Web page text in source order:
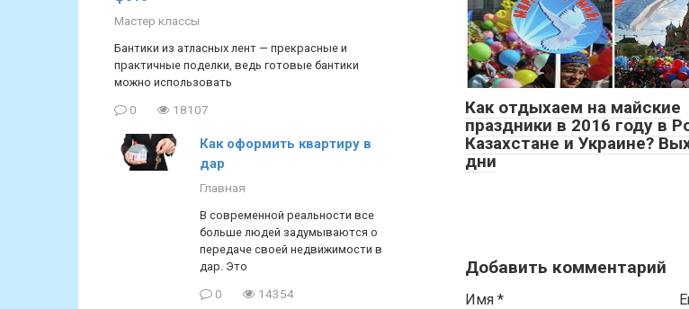
Как отдыхаем на майские
праздники в 2016 году в
Казахстане и Украине?
дни
Добавить комментарий
Имя *
Мастер классы
Бантики из атласных лент — прекрасные и
практичные поделки, ведь готовые бантики
можно использовать
0 18107
Как оформить квартиру в
дар
Главная
В современной реальности все
больше людей задумываются о
передаче своей недвижимости в
дар. Это
0 14354